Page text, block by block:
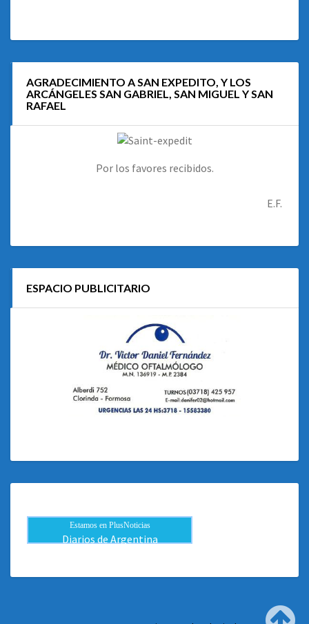
AGRADECIMIENTO A SAN EXPEDITO, Y LOS
ARCÁNGELES SAN GABRIEL, SAN MIGUEL Y SAN
RAFAEL
Por los favores recibidos.
E.F.
ESPACIO PUBLICITARIO
Estamos en PlusNoticias
Diarios de Argentina